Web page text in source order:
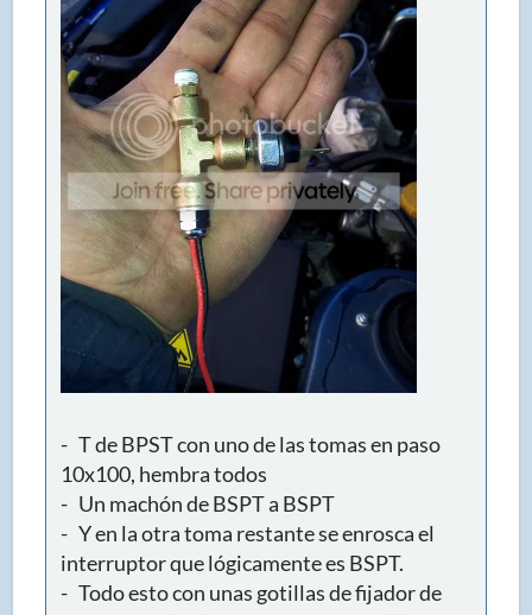
- T de BPST con uno de las tomas en paso
10x100, hembra todos
- Un machón de BSPT a BSPT
- Y en la otra toma restante se enrosca el
interruptor que lógicamente es BSPT.
- Todo esto con unas gotillas de fijador de